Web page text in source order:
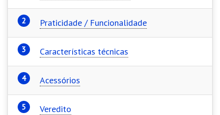
Praticidade / Funcionalidade
Características técnicas
Acessórios
Veredito